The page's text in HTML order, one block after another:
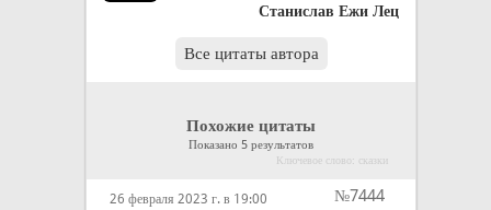
Станислав Ежи Лец
Все цитаты автора
Похожие цитаты
Показано 5 результатов
Ключевое слово: сказки
26 февраля 2023 г. в 19:00
№7444